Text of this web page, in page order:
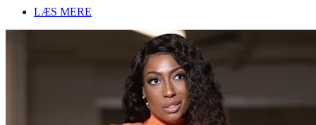
LÆS MERE